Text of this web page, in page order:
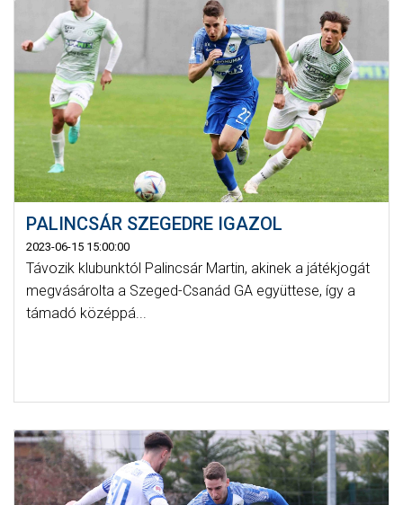
KLUB
GALÉRIA
SZURKOLÓI ÉLMÉNYEK
AKKREDITÁCIÓ
PALINCSÁR SZEGEDRE IGAZOL
2023-06-15 15:00:00
Távozik klubunktól Palincsár Martin, akinek a játékjogát
megvásárolta a Szeged-Csanád GA együttese, így a
támadó középpá...